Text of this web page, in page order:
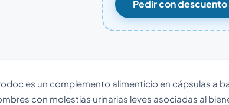
Pedir con descuento
es un complemento alimenticio en cápsulas a
con molestias urinarias leves asociadas al